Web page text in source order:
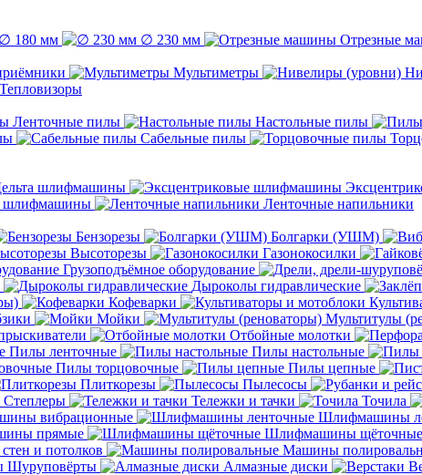
∅ 180 мм ∅ 230 мм
Отрезные
Мультиметры
Тепловизоры
Ленточные пилы Настольные пилы
Сабельные пилы
шлифмашины
шлифмашины
Ленточные напильники
Бензорезы
Болгарки (УШМ)
Высоторезы Газонокосилки
Грузоподъёмное оборудование
Дыроколы гидравлические
Кофеварки
Мойки
Мультитулы
Отбойные молотки
Пилы ленточные Пилы настольные
Пилы торцовочные
Пилы цепные
Плиткорезы Пылесосы
Степлеры Тележки и тачки Точила
вибрационные
Шлифмашины
прямые
Шлифмашины щёточные
и потолков Машины
Шуруповёрты Алмазные диски